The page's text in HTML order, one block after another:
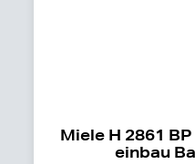
Miele H 2861
einbau